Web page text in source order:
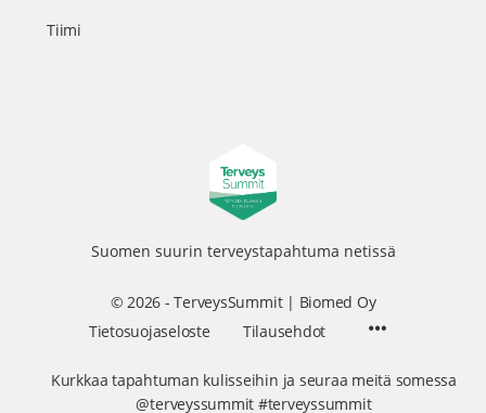
Tiimi
Suomen suurin terveystapahtuma netissä
© 2026 - TerveysSummit | Biomed Oy
Tietosuojaseloste
Tilausehdot
Kurkkaa tapahtuman kulisseihin ja seuraa meitä somessa
@terveyssummit #terveyssummit